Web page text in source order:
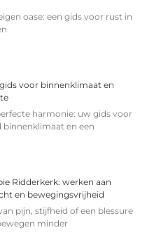
oase: een gids voor rust in
voor binnenklimaat en
harmonie: uw gids voor
binnenklimaat en een
Ridderkerk: werken aan
en bewegingsvrijheid
pijn, stijfheid of een blessure
minder